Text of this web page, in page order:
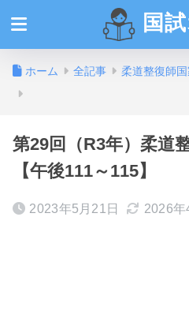
国
ホーム 全記事 柔道整復師
第29回（R3年）柔道
【午後111～115】
2023年5月21日 2026年